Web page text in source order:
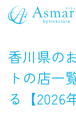
香川県の
トの店一
る【2026